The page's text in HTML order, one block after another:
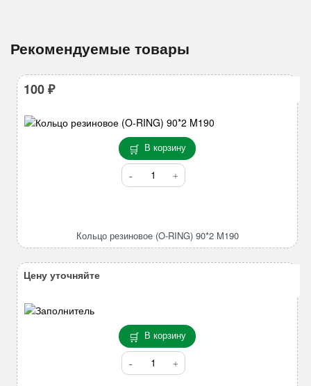
Рекомендуемые товары
В корзину
Количество
товара
RING)
Кольцо резиновое (O-RING) 90*2 M190
100₽
В корзину
Количество
товара
Цену уточняйте